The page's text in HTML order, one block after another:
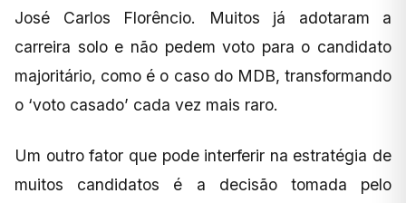
José Carlos Florêncio. Muitos já adotaram a
carreira solo e não pedem voto para o candidato
majoritário, como é o caso do MDB, transformando
o ‘voto casado’ cada vez mais raro.
Um outro fator que pode interferir na estratégia de
muitos candidatos é a decisão tomada pelo